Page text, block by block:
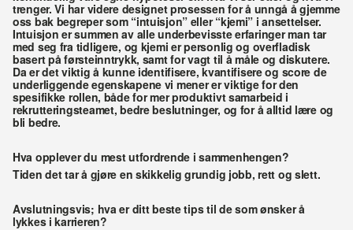
trenger. Vi har videre designet prosessen for å unngå å gjemme
oss bak begreper som “intuisjon” eller “kjemi” i ansettelser.
Intuisjon er summen av alle underbevisste erfaringer man tar
med seg fra tidligere, og kjemi er personlig og overfladisk
basert på førsteinntrykk, samt for vagt til å måle og diskutere.
Da er det viktig å kunne identifisere, kvantifisere og score de
underliggende egenskapene vi mener er viktige for den
spesifikke rollen, både for mer produktivt samarbeid i
rekrutteringsteamet, bedre beslutninger, og for å alltid lære og
bli bedre.
Hva opplever du mest utfordrende i sammenhengen?
Tiden det tar å gjøre en skikkelig grundig jobb, rett og slett.
Avslutningsvis; hva er ditt beste tips til de som ønsker å
lykkes i karrieren?